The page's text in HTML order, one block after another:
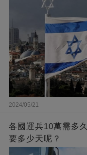
2024/05/21
各國運兵10萬需多
要多少天呢？